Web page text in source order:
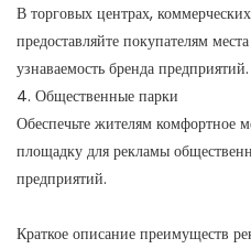
В торговых центрах,
предоставляйте покупателям
узнаваемость бренда предприятий.
4. Общественные парки
Обеспечьте жителям комфортное
площадку для рекламы
предприятий.
Краткое описание преимуществ